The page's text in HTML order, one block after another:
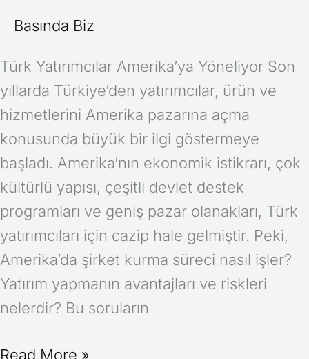
Basında Biz
Türk Yatırımcılar Amerika’ya Yöneliyor Son
yıllarda Türkiye’den yatırımcılar, ürün ve
hizmetlerini Amerika pazarına açma
konusunda büyük bir ilgi göstermeye
başladı. Amerika’nın ekonomik istikrarı, çok
kültürlü yapısı, çeşitli devlet destek
programları ve geniş pazar olanakları, Türk
yatırımcıları için cazip hale gelmiştir. Peki,
Amerika’da şirket kurma süreci nasıl işler?
Yatırım yapmanın avantajları ve riskleri
nelerdir? Bu soruların
Read More »